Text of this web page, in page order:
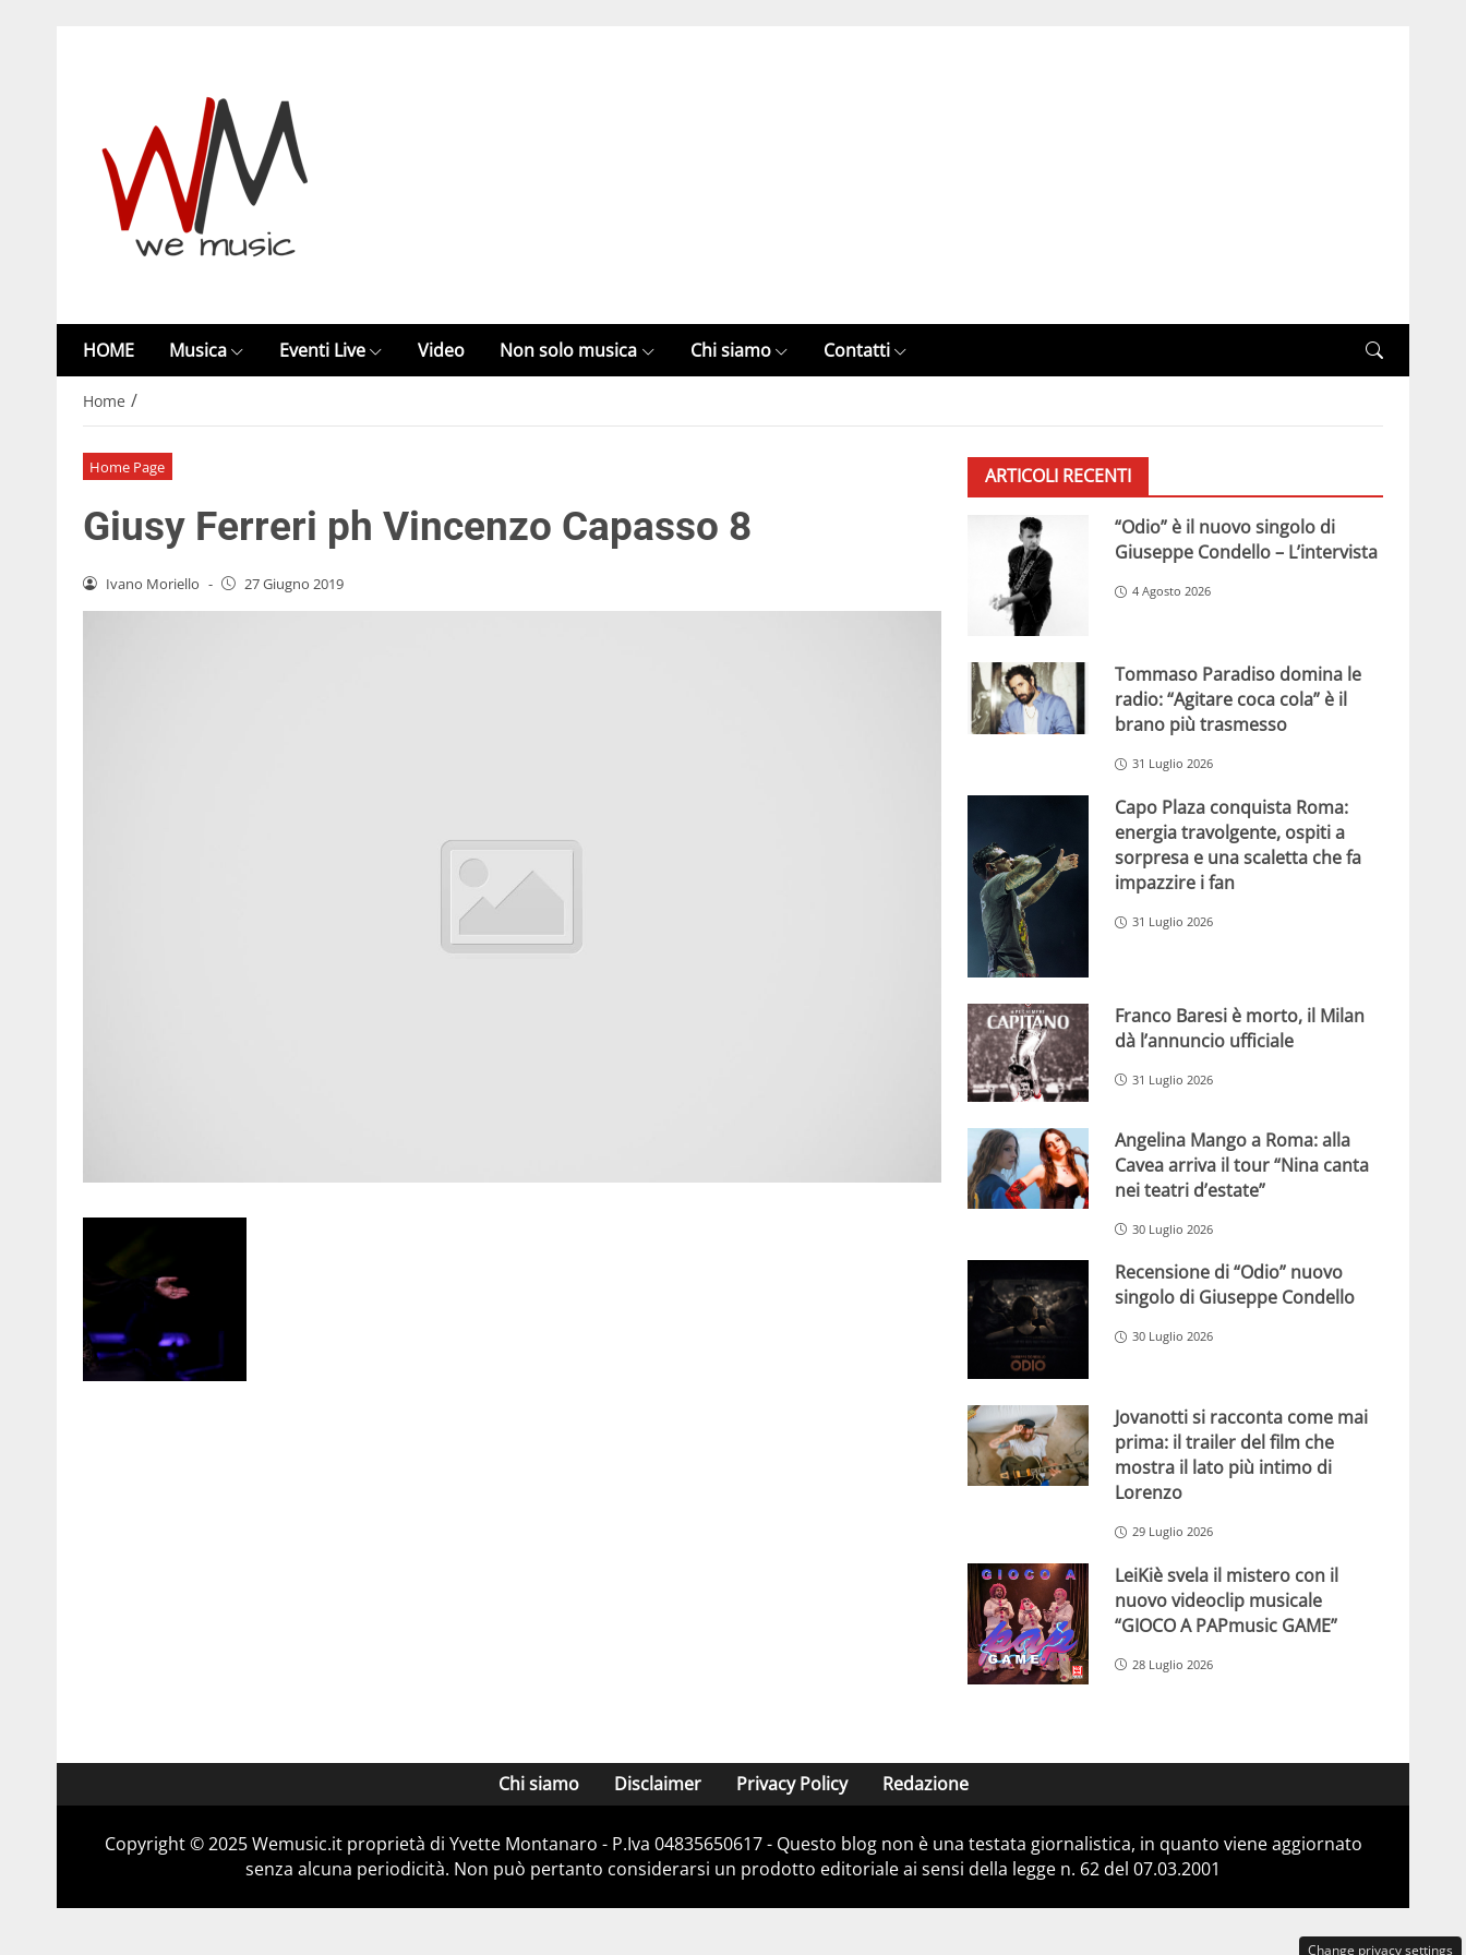
HOME Musica Eventi Live Video Non solo musica Chi siamo Contatti
Home /
Home Page
Giusy Ferreri ph Vincenzo Capasso 8
Ivano Moriello - 27 Giugno 2019
ARTICOLI RECENTI
“Odio” è il nuovo singolo di
Giuseppe Condello – L’intervista
4 Agosto 2026
Tommaso Paradiso domina le
radio: “Agitare coca cola” è il
brano più trasmesso
31 Luglio 2026
Capo Plaza conquista Roma:
energia travolgente, ospiti a
sorpresa e una scaletta che fa
impazzire i fan
31 Luglio 2026
Franco Baresi è morto, il Milan
dà l’annuncio ufficiale
31 Luglio 2026
Angelina Mango a Roma: alla
Cavea arriva il tour “Nina canta
nei teatri d’estate”
30 Luglio 2026
Recensione di “Odio” nuovo
singolo di Giuseppe Condello
30 Luglio 2026
Jovanotti si racconta come mai
prima: il trailer del film che
mostra il lato più intimo di
Lorenzo
29 Luglio 2026
LeiKiè svela il mistero con il
nuovo videoclip musicale
“GIOCO A PAPmusic GAME”
28 Luglio 2026
Chi siamo Disclaimer Privacy Policy Redazione
Copyright © 2025 Wemusic.it proprietà di Yvette Montanaro - P.Iva 04835650617 - Questo blog non è una testata giornalistica, in quanto viene aggiornato
senza alcuna periodicità. Non può pertanto considerarsi un prodotto editoriale ai sensi della legge n. 62 del 07.03.2001
Change privacy settings